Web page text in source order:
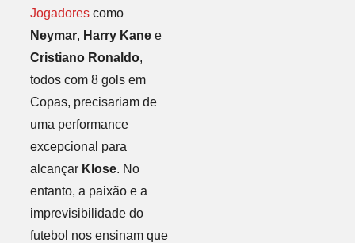
Jogadorescomo
Neymar, Harry Kanee
Cristiano Ronaldo,
todos com 8 gols em
Copas, precisariam de
uma performance
excepcional para
alcançar Klose. No
entanto, a paixão e a
imprevisibilidade do
futebol nos ensinam que